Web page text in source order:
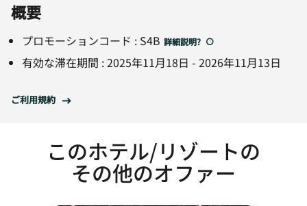
概要
プロモーションコード : S4B 詳細説明?
有効な滞在期間 :2025年11月18日 - 2026年11月13日
ご利用規約
このホテル/リゾートの
その他のオファー